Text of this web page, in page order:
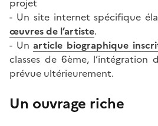
- Un site internet spécifique
œuvres de l’artiste.
- Unarticle biographique
classes de 6ème, l’intégration
prévue ultérieurement.
Un ouvrage riche